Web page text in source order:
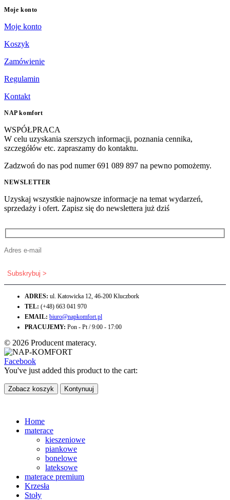
Moje konto
Moje konto
Koszyk
Zamówienie
Regulamin
Kontakt
NAP komfort
WSPÓŁPRACA
W celu uzyskania szerszych informacji, poznania cennika,
szczegółów etc. zapraszamy do kontaktu.
Zadzwoń do nas pod numer 691 089 897 na pewno pomożemy.
NEWSLETTER
Uzyskaj wszystkie najnowsze informacje na temat wydarzeń,
sprzedaży i ofert. Zapisz się do newslettera już dziś
ADRES: ul. Katowicka 12, 46-200 Kluczbork
TEL: (+48) 663 041 970
EMAIL: biuro@napkomfort.pl
PRACUJEMY: Pon - Pt / 9:00 - 17:00
© 2026 Producent materacy.
Facebook
You've just added this product to the cart:
Zobacz koszyk Kontynuuj
Home
materace
kieszeniowe
piankowe
bonelowe
lateksowe
materace premium
Krzesła
Stoły